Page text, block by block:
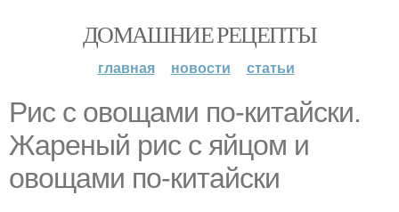
ДОМАШНИЕ РЕЦЕПТЫ
главная новости статьи
Рис с овощами по-китайски.
Жареный рис с яйцом и
овощами по-китайски